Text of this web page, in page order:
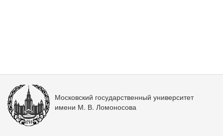
Московский государственный университет
имени М. В. Ломоносова